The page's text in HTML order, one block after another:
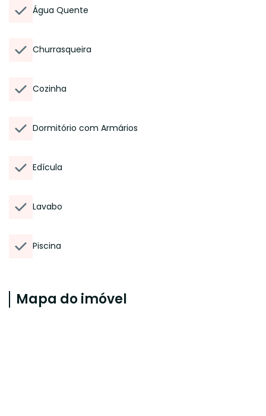
Água Quente
Churrasqueira
Cozinha
Dormitório com Armários
Edícula
Lavabo
Piscina
Mapa do imóvel